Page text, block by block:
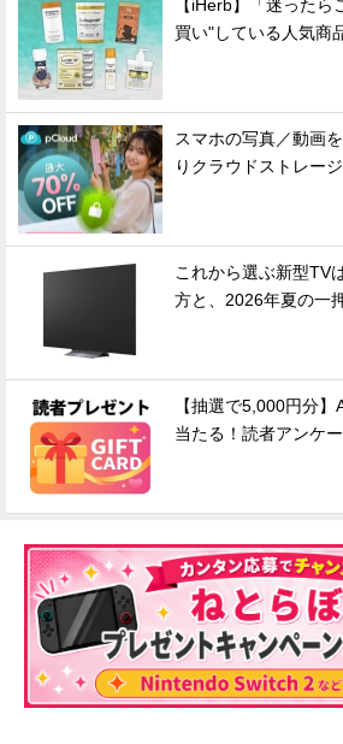
【iHerb】「迷った
買い"している人気商
スマホの写真／動画
りクラウドストレージ
これから選ぶ新型TV
方と、2026年夏の一
【抽選で5,000円分
当たる！読者アンケ